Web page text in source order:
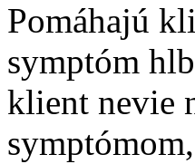
Pomáhajú
symptóm
klient nevie